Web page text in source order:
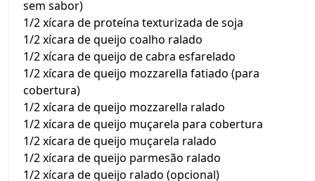
sem sabor)
1/2 xícara de proteína texturizada de soja
1/2 xícara de queijo coalho ralado
1/2 xícara de queijo de cabra esfarelado
1/2 xícara de queijo mozzarella fatiado (para
cobertura)
1/2 xícara de queijo mozzarella ralado
1/2 xícara de queijo muçarela para cobertura
1/2 xícara de queijo muçarela ralado
1/2 xícara de queijo parmesão ralado
1/2 xícara de queijo ralado (opcional)